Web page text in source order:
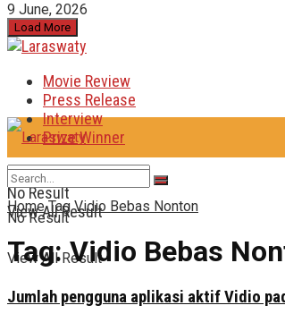
9 June, 2026
Load More
Movie Review
Press Release
Interview
Prize Winner
No Result
View All Result
No Result
View All Result
Home Tag Vidio Bebas Nonton
Tag:Vidio Bebas
Jumlah pengguna aplikasi aktif Vidio